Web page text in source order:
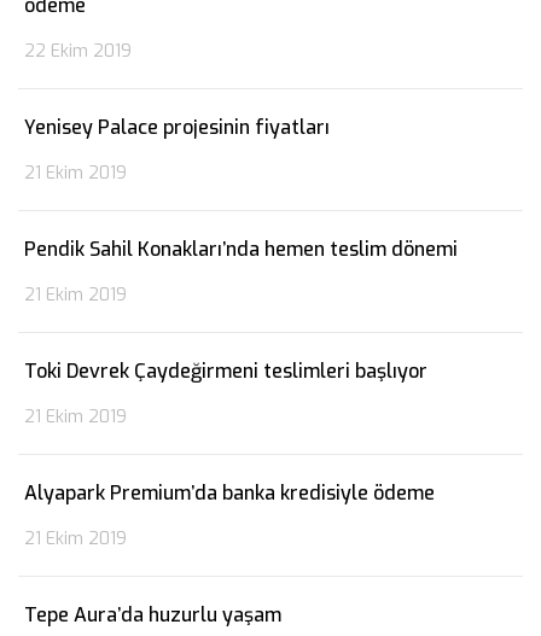
ödeme
22 Ekim 2019
Yenisey Palace projesinin fiyatları
21 Ekim 2019
Pendik Sahil Konakları’nda hemen teslim dönemi
21 Ekim 2019
Toki Devrek Çaydeğirmeni teslimleri başlıyor
21 Ekim 2019
Alyapark Premium’da banka kredisiyle ödeme
21 Ekim 2019
Tepe Aura’da huzurlu yaşam